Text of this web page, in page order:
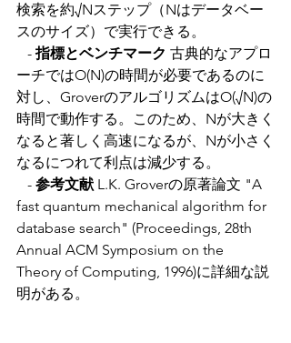
検索を約√Nステップ（Nはデータベー
スのサイズ）で実行できる。
   -
指標とベンチマーク 古典的なアプロ
ーチではO(N)の時間が必要であるのに
対し、GroverのアルゴリズムはO(√N)の
時間で動作する。このため、Nが大きく
なると著しく高速になるが、Nが小さく
なるにつれて利点は減少する。
   -
参考文献 L.K. Groverの原著論文 "A
fast quantum mechanical algorithm for
database search" (Proceedings, 28th
Annual ACM Symposium on the
Theory of Computing, 1996)に詳細な説
明がある。